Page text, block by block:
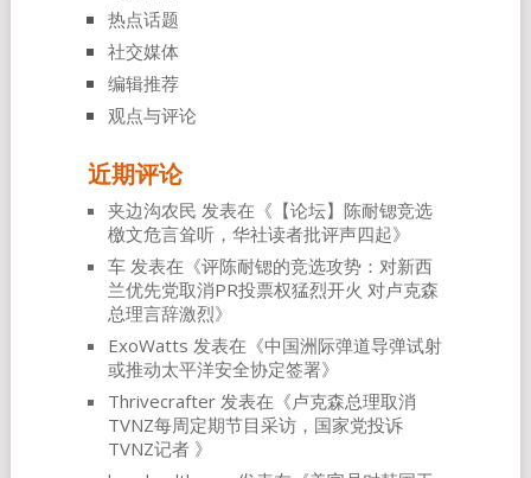
热点话题
社交媒体
编辑推荐
观点与评论
近期评论
夹边沟农民 发表在《 【论坛】陈耐锶竞选
檄文危言耸听，华社读者批评声四起》
车发表在《评陈耐锶的竞选攻势：对新西
兰优先党取消PR投票权猛烈开火 对卢克森
总理言辞激烈》
ExoWatts 发表在《中国洲际弹道导弹试射
或推动太平洋安全协定签署》
Thrivecrafter发表在《卢克森总理取消
TVNZ每周定期节目采访，国家党投诉
TVNZ记者 》